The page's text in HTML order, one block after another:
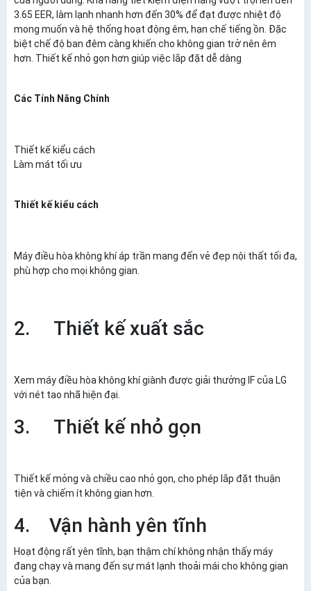
3.65 EER, làm lạnh nhanh hơn đến 30% để đạt được nhiệt độ
mong muốn và hệ thống hoạt động êm, hạn chế tiếng ồn. Đặc
biệt chế độ ban đêm càng khiến cho không gian trở nên êm
hơn. Thiết kế nhỏ gọn hơn giúp việc lắp đặt dễ dàng
Các Tính Năng Chính
Thiết kế kiểu cách
Làm mát tối ưu
Thiết kế kiểu cách
Máy điều hòa không khí áp trần mang đến vẻ đẹp nội thất tối đa,
phù hợp cho mọi không gian.
2. Thiết kế xuất sắc
Xem máy điều hòa không khí giành được giải thưởng IF của LG
với nét tao nhã hiện đại.
3. Thiết kế nhỏ gọn
Thiết kế mỏng và chiều cao nhỏ gọn, cho phép lắp đặt thuận
tiện và chiếm ít không gian hơn.
4. Vận hành yên tĩnh
Hoạt động rất yên tĩnh, bạn thậm chí không nhận thấy máy
đang chạy và mang đến sự mát lạnh thoải mái cho không gian
của bạn.